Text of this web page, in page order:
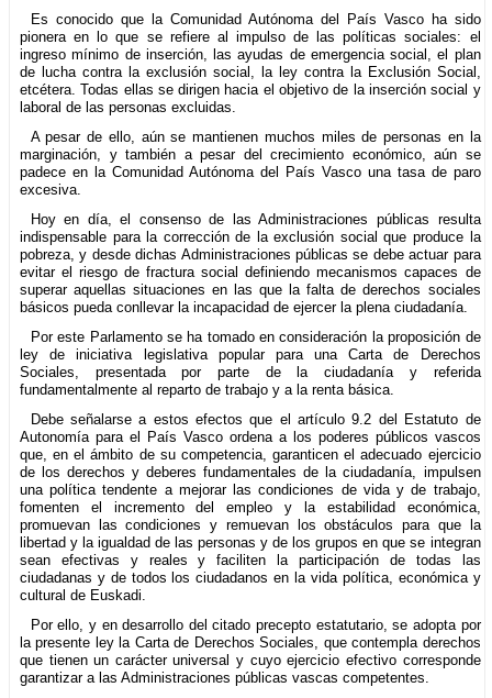
Es conocido que la Comunidad Autónoma del País Vasco ha sido
pionera en lo que se refiere al impulso de las políticas sociales: el
ingreso mínimo de inserción, las ayudas de emergencia social, el plan
de lucha contra la exclusión social, la ley contra la Exclusión Social,
etcétera. Todas ellas se dirigen hacia el objetivo de la inserción social y
laboral de las personas excluidas.
A pesar de ello, aún se mantienen muchos miles de personas en la
marginación, y también a pesar del crecimiento económico, aún se
padece en la Comunidad Autónoma del País Vasco una tasa de paro
excesiva.
Hoy en día, el consenso de las Administraciones públicas resulta
indispensable para la corrección de la exclusión social que produce la
pobreza, y desde dichas Administraciones públicas se debe actuar para
evitar el riesgo de fractura social definiendo mecanismos capaces de
superar aquellas situaciones en las que la falta de derechos sociales
básicos pueda conllevar la incapacidad de ejercer la plena ciudadanía.
Por este Parlamento se ha tomado en consideración la proposición de
ley de iniciativa legislativa popular para una Carta de Derechos
Sociales, presentada por parte de la ciudadanía y referida
fundamentalmente al reparto de trabajo y a la renta básica.
Debe señalarse a estos efectos que el artículo 9.2 del Estatuto de
Autonomía para el País Vasco ordena a los poderes públicos vascos
que, en el ámbito de su competencia, garanticen el adecuado ejercicio
de los derechos y deberes fundamentales de la ciudadanía, impulsen
una política tendente a mejorar las condiciones de vida y de trabajo,
fomenten el incremento del empleo y la estabilidad económica,
promuevan las condiciones y remuevan los obstáculos para que la
libertad y la igualdad de las personas y de los grupos en que se integran
sean efectivas y reales y faciliten la participación de todas las
ciudadanas y de todos los ciudadanos en la vida política, económica y
cultural de Euskadi.
Por ello, y en desarrollo del citado precepto estatutario, se adopta por
la presente ley la Carta de Derechos Sociales, que contempla derechos
que tienen un carácter universal y cuyo ejercicio efectivo corresponde
garantizar a las Administraciones públicas vascas competentes.